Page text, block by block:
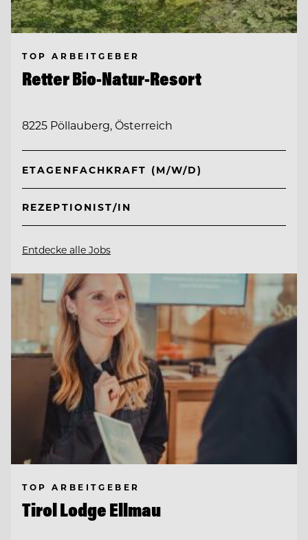
TOP ARBEITGEBER
Retter Bio-Natur-Resort
8225 Pöllauberg, Österreich
ETAGENFACHKRAFT (M/W/D)
REZEPTIONIST/IN
Entdecke alle Jobs
TOP ARBEITGEBER
Tirol Lodge Ellmau